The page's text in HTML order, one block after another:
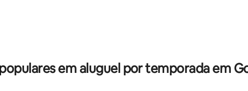
média de 5, 29 avaliações
um vôo duplo, ou apenas apreciar o
que também tem uma vista incrível
em aluguel por temporada em